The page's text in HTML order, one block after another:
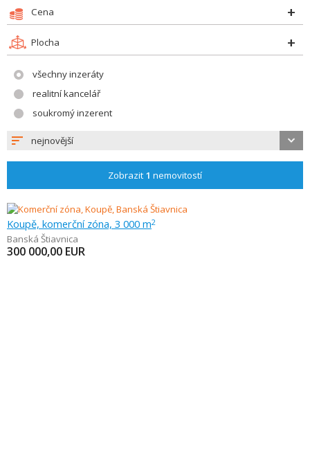
Cena
Plocha
všechny inzeráty
realitní kancelář
soukromý inzerent
nejnovější
Zobrazit 1 nemovitostí
Koupě, komerční zóna, 3 000 m2
Banská Štiavnica
300 000,00 EUR